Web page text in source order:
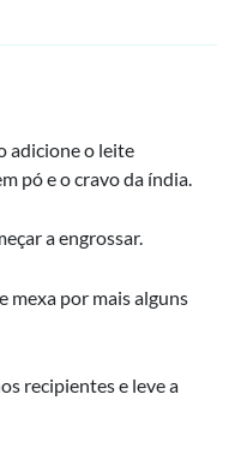
adicione o leite
pó e o cravo da índia.
a engrossar.
mexa por mais alguns
recipientes e leve a